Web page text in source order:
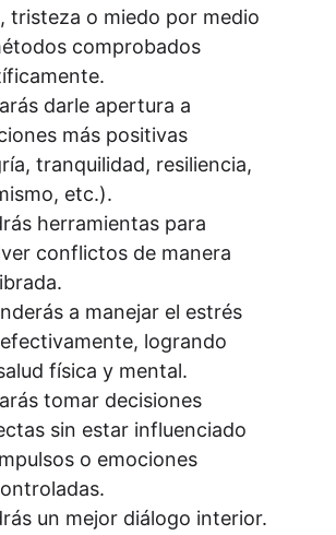
tristeza o miedo por medio
comprobados
darle apertura a
más positivas
tranquilidad, resiliencia,
etc.).
herramientas para
conflictos de manera
a manejar el estrés
logrando
física y mental.
tomar decisiones
sin estar influenciado
o emociones
un mejor diálogo interior.